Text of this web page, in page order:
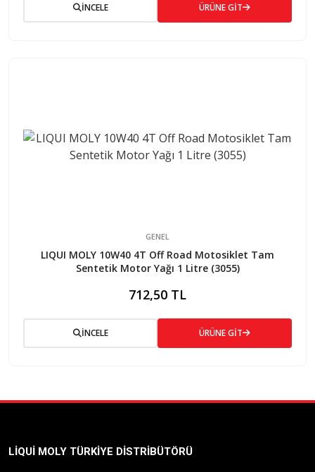
İNCELE ÜRÜNE GİT
GENEL
LIQUI MOLY 10W40 4T Off Road Motosiklet Tam
Sentetik Motor Yağı 1 Litre (3055)
712,50 TL
İNCELE ÜRÜNE GİT
LIQUI MOLY TÜRKIYE DISTRIBÜTÖRÜ